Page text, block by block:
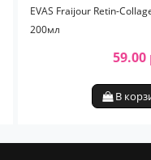
EVAS Fraijour Retin-
200мл
59.00
В